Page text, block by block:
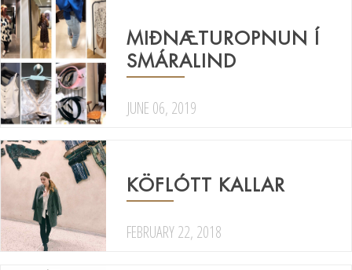
MIÐNÆTUROPNUN Í
SMÁRALIND
JUNE 06, 2019
KÖFLÓTT KALLAR
FEBRUARY 22, 2018